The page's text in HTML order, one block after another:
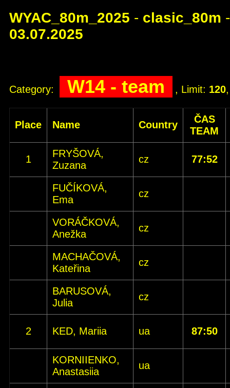
WYAC_80m_2025 - clasic_80m -
03.07.2025
Category: W14 - team , Limit: 120
Place Name Country
ČAS
TEAM
1
FRYŠOVÁ,
Zuzana
cz 77:52
FUČÍKOVÁ,
Ema
cz
VORÁČKOVÁ,
Anežka
cz
MACHAČOVÁ,
Kateřina
cz
BARUSOVÁ,
Julia
cz
2 KED, Mariia ua 87:50
KORNIIENKO,
Anastasiia
ua